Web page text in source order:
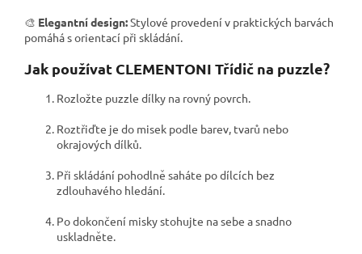
🎨 Elegantní design:Stylové provedení v praktických barvách
pomáhá s orientací při skládání.
Jak používat CLEMENTONI Třídič na puzzle?
Rozložte puzzle dílky na rovný povrch.
Roztřiďte je do misek podle barev, tvarů nebo
okrajových dílků.
Při skládání pohodlně saháte po dílcích bez
zdlouhavého hledání.
Po dokončení misky stohujte na sebe a snadno
uskladněte.